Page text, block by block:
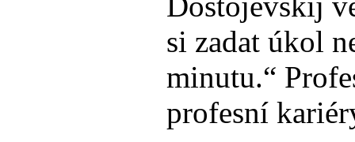
si zadat úkol
minutu.“
profesní